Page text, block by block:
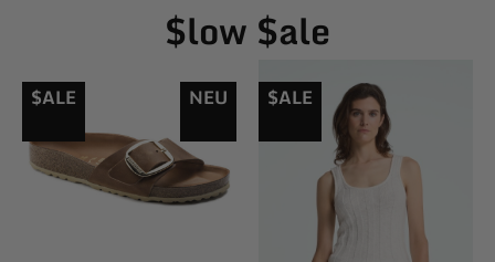
$low $ale
$ALE NEU $ALE